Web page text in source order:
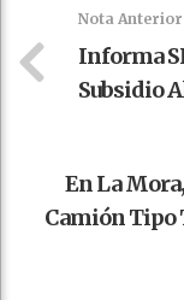
Nota Anterior
Informa
Subsidio
En La
Camión Tipo